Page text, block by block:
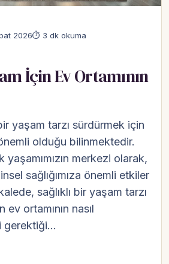
2026⏱ 3 dk okuma
İçin Ev Ortamının
yaşam tarzı sürdürmek için
olduğu bilinmektedir.
yaşamımızın merkezi olarak,
sağlığımıza önemli etkiler
sağlıklı bir yaşam tarzı
ortamının nasıl
gerektiği…